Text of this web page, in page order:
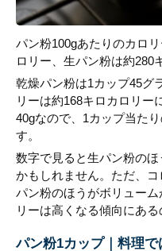
パン粉100gあたりのカロ
ロリー、生パン粉は約280
乾燥パン粉は1カップ45グ
リーは約168キロカロリー
40gなので、1カップ当た
す。
数字で見ると生パン粉の
かもしれません。ただ、
パン粉のほうがボリュー
リーは高くなる傾向にある
パン粉1カップ｜料理で